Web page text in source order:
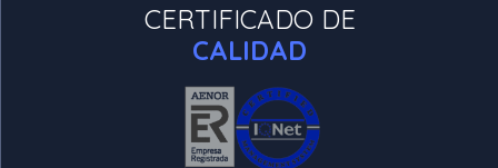
CERTIFICADO DE
CALIDAD